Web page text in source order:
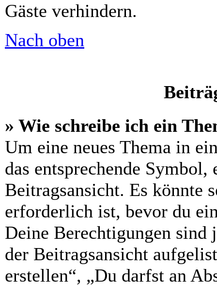
Gäste verhindern.
Nach oben
» Wie schreibe ich ein
Um eine neues Thema in
das entsprechende
Beitragsansicht. Es könnte
erforderlich ist, bevor du
Deine Berechtigungen sind
der Beitragsansicht
erstellen“, „Du darfst an